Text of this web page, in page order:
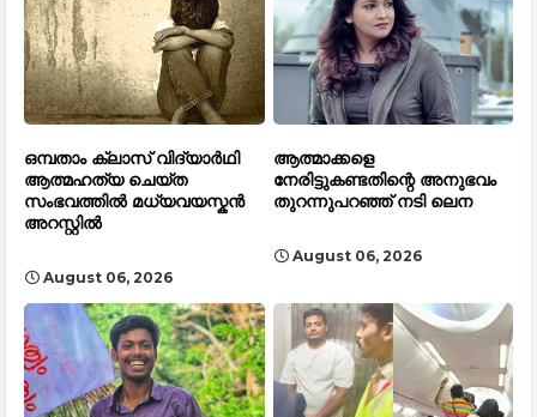
ഒമ്പതാം ക്ലാസ് വിദ്യാർഥി
ആത്മഹത്യ ചെയ്ത
സംഭവത്തിൽ മധ്യവയസ്കൻ
അറസ്റ്റിൽ
August 06, 2026
ആത്മാക്കളെ
നേരിട്ടുകണ്ടതിന്റെ അനുഭവം
തുറന്നുപറഞ്ഞ് നടി ലെന
August 06, 2026